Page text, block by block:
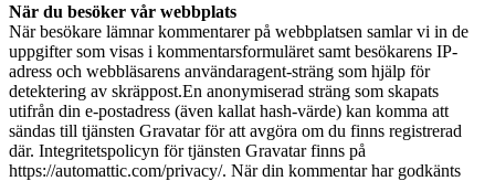
När du besöker vår webbplats
När besökare lämnar kommentarer på webbplatsen samlar vi in de
uppgifter som visas i kommentarsformuläret samt besökarens IP-
adress och webbläsarens användaragent-sträng som hjälp för
detektering av skräppost.En anonymiserad sträng som skapats
utifrån din e-postadress (även kallat hash-värde) kan komma att
sändas till tjänsten Gravatar för att avgöra om du finns registrerad
där. Integritetspolicyn för tjänsten Gravatar finns på
https://automattic.com/privacy/. När din kommentar har godkänts